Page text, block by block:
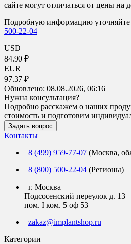
сайте могут отличаться от цены на
Подробную информацию уточняйте
500-22-04
USD
84.90 ₽
EUR
97.37 ₽
Обновлено: 08.08.2026, 06:16
Нужна консультация?
Подробно расскажем о наших
стоимость и подготовим
Задать вопрос
Контакты
8 (499) 959-77-07 (Москва,
8 (800) 500-22-04 (Регионы)
г. Москва
Подсосенский переулок д. 13
пом. I ком. 5 оф 53
zakaz@implantshop.ru
Категории